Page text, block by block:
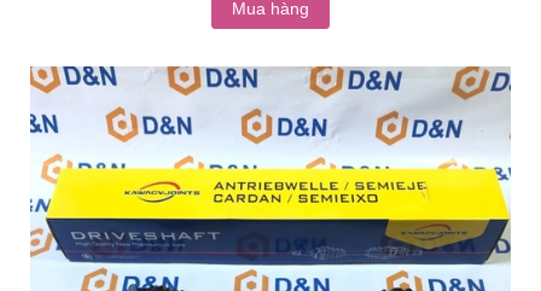
Mua hàng